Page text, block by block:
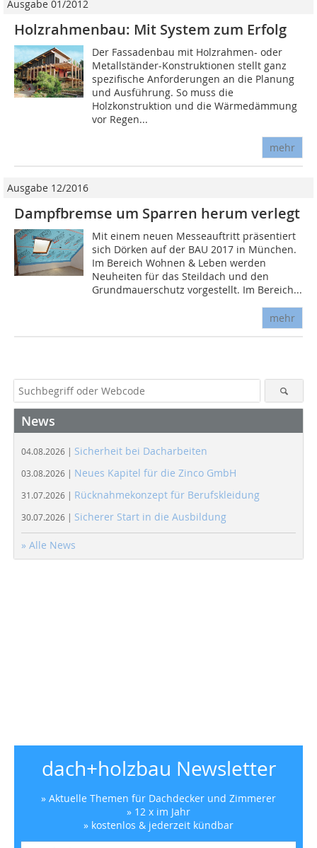
Ausgabe 01/2012
Holzrahmenbau: Mit System zum Erfolg
Der Fassadenbau mit Holzrahmen- oder
Metallständer-Konstruktionen stellt ganz
spezifische Anforderungen an die Planung
und Ausführung. So muss die
Holzkonstruktion und die Wärmedämmung
vor Regen...
mehr
Ausgabe 12/2016
Dampfbremse um Sparren herum verlegt
Mit einem neuen Messeauftritt präsentiert
sich Dörken auf der BAU 2017 in München.
Im Bereich Wohnen & Leben werden
Neuheiten für das Steildach und den
Grundmauerschutz vorgestellt. Im Bereich...
mehr
News
04.08.2026 | Sicherheit bei Dacharbeiten
03.08.2026 | Neues Kapitel für die Zinco GmbH
31.07.2026 | Rücknahmekonzept für Berufskleidung
30.07.2026 | Sicherer Start in die Ausbildung
» Alle News
dach+holzbau Newsletter
» Aktuelle Themen für Dachdecker und Zimmerer
» 12 x im Jahr
» kostenlos & jederzeit kündbar